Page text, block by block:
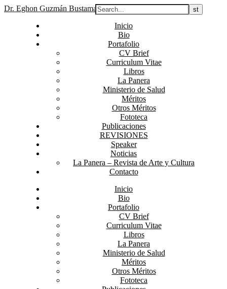
Dr. Eghon Guzmán Bustamante
Inicio
Bio
Portafolio
CV Brief
Curriculum Vitae
Libros
La Panera
Ministerio de Salud
Méritos
Otros Méritos
Fototeca
Publicaciones
REVISIONES
Speaker
Noticias
La Panera – Revista de Arte y Cultura
Contacto
Inicio
Bio
Portafolio
CV Brief
Curriculum Vitae
Libros
La Panera
Ministerio de Salud
Méritos
Otros Méritos
Fototeca